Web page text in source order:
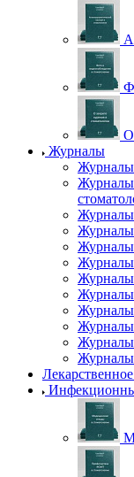
О
Журналы
Журналы
Журналы
Журналы
Журналы
Журналы
Журналы
Журналы
Журналы
Журналы
Журналы